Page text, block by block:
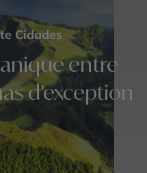
Cidades
entre
d’exception